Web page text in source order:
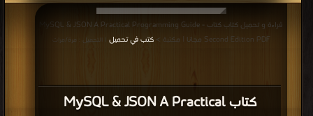
كتاب MySQL & JSON A Practical
قراءة و تحميل كتاب كتاب MySQL & JSON A Practical Programming Guide -
Second Edition PDF مجانا | مكتبة >
كتب في تحميل | التحميل : مرة/مرات